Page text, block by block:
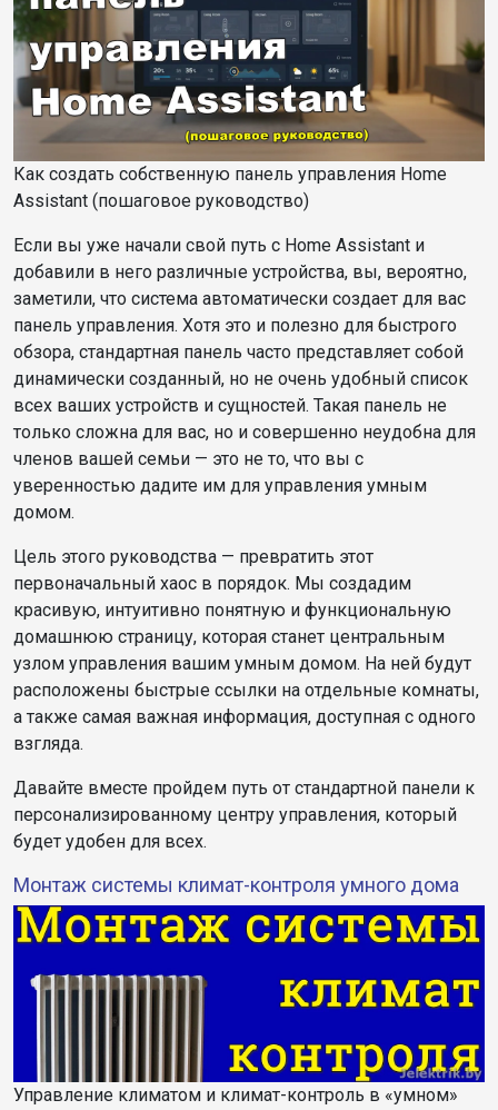
Как создать собственную панель управления Home
Assistant (пошаговое руководство)
Если вы уже начали свой путь с Home Assistant и
добавили в него различные устройства, вы, вероятно,
заметили, что система автоматически создает для вас
панель управления. Хотя это и полезно для быстрого
обзора, стандартная панель часто представляет собой
динамически созданный, но не очень удобный список
всех ваших устройств и сущностей. Такая панель не
только сложна для вас, но и совершенно неудобна для
членов вашей семьи — это не то, что вы с
уверенностью дадите им для управления умным
домом.
Цель этого руководства — превратить этот
первоначальный хаос в порядок. Мы создадим
красивую, интуитивно понятную и функциональную
домашнюю страницу, которая станет центральным
узлом управления вашим умным домом. На ней будут
расположены быстрые ссылки на отдельные комнаты,
а также самая важная информация, доступная с одного
взгляда.
Давайте вместе пройдем путь от стандартной панели к
персонализированному центру управления, который
будет удобен для всех.
Монтаж системы климат-контроля умного дома
Управление климатом и климат-контроль в «умном»